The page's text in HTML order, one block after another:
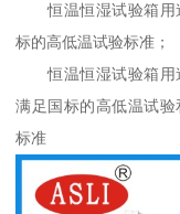
恒温恒湿试验箱用
标的高低温试验标准；
恒温恒湿试验箱用
满足国标的高低温试
标准